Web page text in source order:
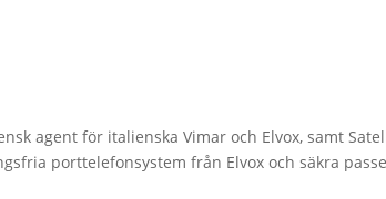
agent för italienska Vimar och Elvox, samt
porttelefonsystem från Elvox och säkra